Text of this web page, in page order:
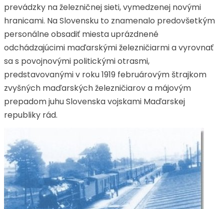
prevádzky na železničnej sieti, vymedzenej novými
hranicami. Na Slovensku to znamenalo predovšetkým
personálne obsadiť miesta uprázdnené
odchádzajúcimi maďarskými železničiarmi a vyrovnať
sa s povojnovými politickými otrasmi,
predstavovanými v roku 1919 februárovým štrajkom
zvyšných maďarských železničiarov a májovým
prepadom juhu Slovenska vojskami Maďarskej
republiky rád.